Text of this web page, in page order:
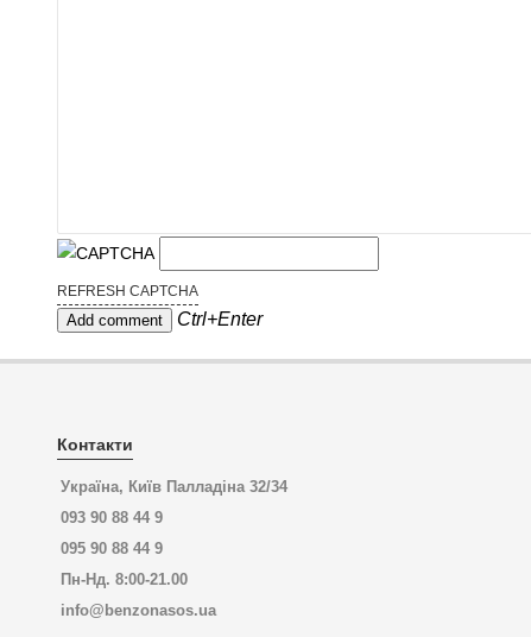
REFRESH CAPTCHA
Ctrl+Enter
Контакти
Україна, Київ Палладіна 32/34
093 90 88 44 9
095 90 88 44 9
Пн-Нд. 8:00-21.00
info@benzonasos.ua